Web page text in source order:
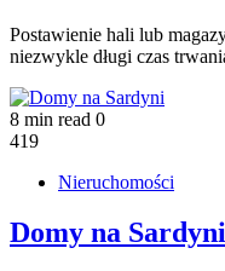
Postawienie hali lub
niezwykle długi czas
8 min read 0
419
Nieruchomości
Domy na Sardyni